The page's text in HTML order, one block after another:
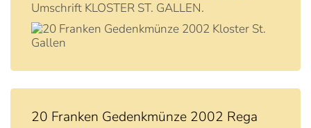
Umschrift KLOSTER ST. GALLEN.
20 Franken Gedenkmünze 2002 Rega